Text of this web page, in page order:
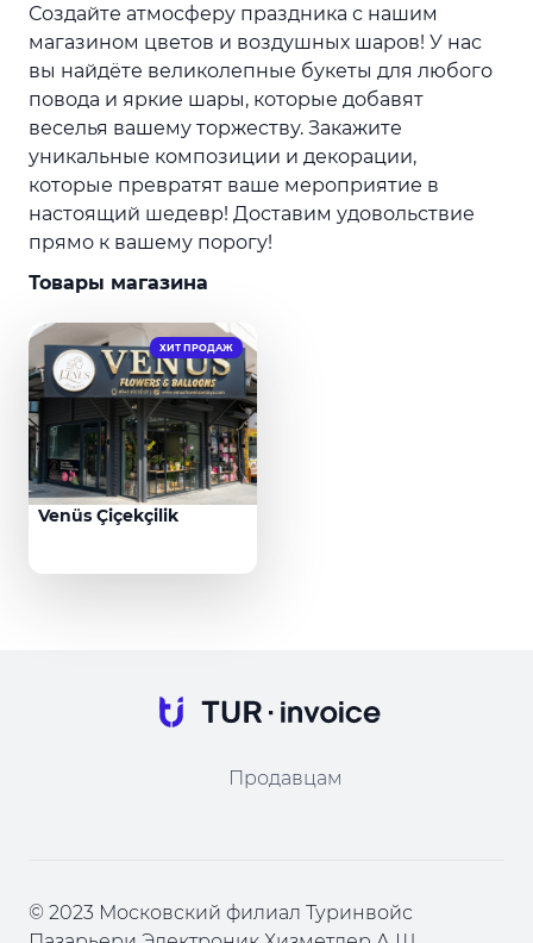
Создайте атмосферу праздника с нашим
магазином цветов и воздушных шаров! У нас
вы найдёте великолепные букеты для любого
повода и яркие шары, которые добавят
веселья вашему торжеству. Закажите
уникальные композиции и декорации,
которые превратят ваше мероприятие в
настоящий шедевр! Доставим удовольствие
прямо к вашему порогу!
Товары магазина
Venüs Çiçekçilik
ХИТ ПРОДАЖ
Продавцам
© 2023 Московский филиал Туринвойс